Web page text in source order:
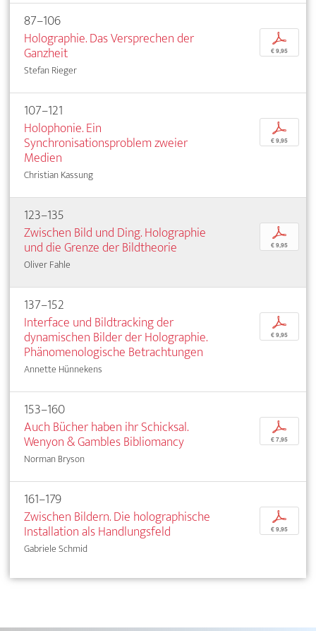
87–106
Holographie. Das Versprechen der
Ganzheit
Stefan Rieger
p
€ 9,95
107–121
Holophonie. Ein
Synchronisationsproblem zweier
Medien
Christian Kassung
p
€ 9,95
123–135
Zwischen Bild und Ding. Holographie
und die Grenze der Bildtheorie
Oliver Fahle
p
€ 9,95
137–152
Interface und Bildtracking der
dynamischen Bilder der Holographie.
Phänomenologische Betrachtungen
Annette Hünnekens
p
€ 9,95
153–160
Auch Bücher haben ihr Schicksal.
Wenyon & Gambles Bibliomancy
Norman Bryson
p
€ 7,95
161–179
Zwischen Bildern. Die holographische
Installation als Handlungsfeld
Gabriele Schmid
p
€ 9,95